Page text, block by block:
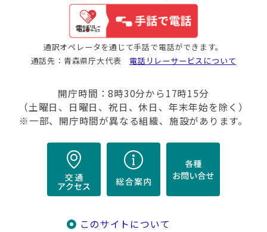
通訳オペレータを通じて手話で電話ができます。
通話先：青森県庁大代表 電話リレーサービスについて
開庁時間：8時30分から17時15分
（土曜日、日曜日、祝日、休日、年末年始を除く）
※一部、開庁時間が異なる組織、施設があります。
このサイトについて